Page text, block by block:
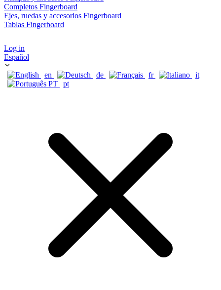
Completos Fingerboard
Ejes, ruedas y accesorios Fingerboard
Tablas Fingerboard
Log in
Español
en de fr
it
pt